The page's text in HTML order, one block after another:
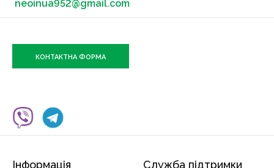
neoinua952@gmail.com
КОНТАКТНА ФОРМА
Інформація Служба підтримки